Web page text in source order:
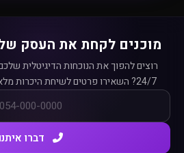
מוכנים לקחת את העסק
רוצים להפוך את הנוכחות הדיגיטלית
24/7? השאירו פרטים לשיחת היכרות מלאת ערך ונטולת התחייבות.
דברו